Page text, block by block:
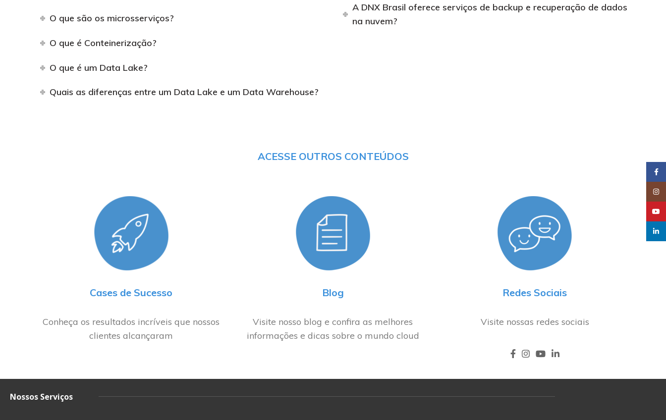
O que são os microsserviços?
O que é Conteinerização?
O que é um Data Lake?
Quais as diferenças entre um Data Lake e um Data Warehouse?
A DNX Brasil oferece serviços de backup e recuperação de dados
na nuvem?
ACESSE OUTROS CONTEÚDOS
Cases de Sucesso
Conheça os resultados incríveis que nossos
clientes alcançaram
Blog
Visite nosso blog e confira as melhores
informações e dicas sobre o mundo cloud
Redes Sociais
Visite nossas redes sociais
Nossos Serviços